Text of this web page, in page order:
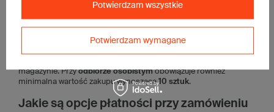
w kompletach po 10 sztuk , co stanowi minimalną ilość
w jednym zamówieniu. Kartony wysyłamy złożone, do
magazynie. Przyodbiorze osobistymobowiązuje również
minimalna wartość zakupu wynosząca10 sztuk.
Jakie są opcje płatności przy zamówieniu
Potwierdzam wymagane
Potwierdzam wszystkie